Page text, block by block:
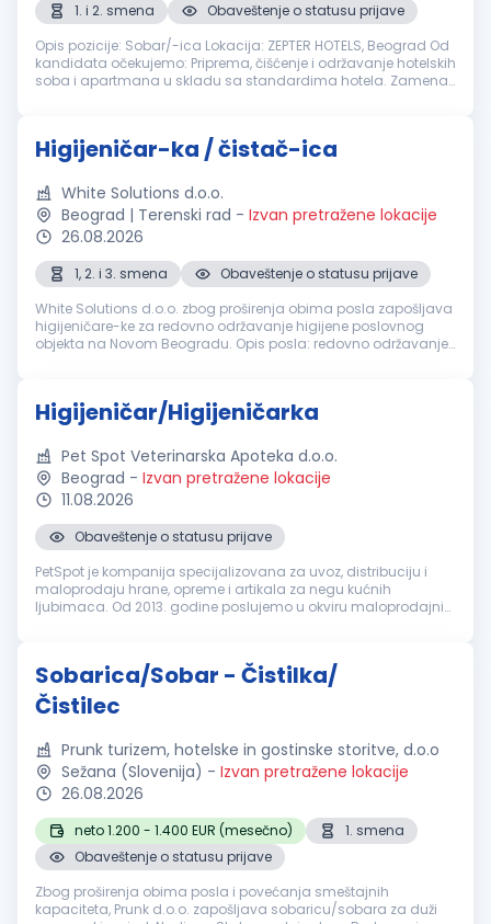
1. i 2. smena
Obaveštenje o statusu prijave
Opis pozicije: Sobar/-ica Lokacija: ZEPTER HOTELS, Beograd Od
kandidata očekujemo: Priprema, čišćenje i održavanje hotelskih
soba i apartmana u skladu sa standardima hotela. Zamena
Higijeničar-ka / čistač-ica
White Solutions d.o.o.
Beograd | Terenski rad - Izvan pretražene lokacije
26.08.2026
1, 2. i 3. smena
Obaveštenje o statusu prijave
White Solutions d.o.o. zbog proširenja obima posla zapošljava
higijeničare-ke za redovno održavanje higijene poslovnog
objekta na Novom Beogradu. Opis posla: redovno održavanje
Higijeničar/Higijeničarka
Pet Spot Veterinarska Apoteka d.o.o.
Beograd - Izvan pretražene lokacije
11.08.2026
Obaveštenje o statusu prijave
PetSpot je kompanija specijalizovana za uvoz, distribuciju i
maloprodaju hrane, opreme i artikala za negu kućnih
ljubimaca. Od 2013. godine poslujemo u okviru maloprodajnih
Sobarica/Sobar - Čistilka/
Čistilec
Prunk turizem, hotelske in gostinske storitve, d.o.o
Sežana (Slovenija) - Izvan pretražene lokacije
26.08.2026
neto 1.200 - 1.400 EUR (mesečno)
1. smena
Obaveštenje o statusu prijave
Zbog proširenja obima posla i povećanja smeštajnih
kapaciteta, Prunk d.o.o. zapošljava sobaricu/sobara za duži